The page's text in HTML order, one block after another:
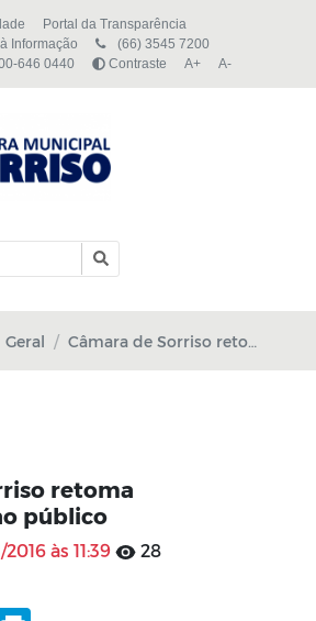
Portal da Transparência
Informação
(66) 3545 7200
646 0440
Contraste A+ A-
Geral Câmara de Sorriso retoma atendimento ao público
retoma
público
2016 às 11:39
28